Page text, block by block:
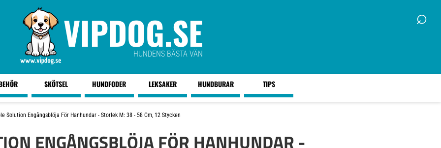
VIPDOG.SE
HUNDENS BÄSTA VÄN
⌕
SKÖTSEL HUNDFODER LEKSAKER HUNDBURAR TIPS
Solution Engångsblöja För Hanhundar - Storlek M: 38 - 58 Cm, 12 Stycken
ENGÅNGSBLÖJA FÖR HANHUNDAR -